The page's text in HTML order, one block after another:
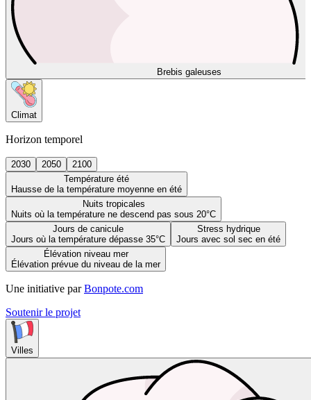
Brebis galeuses
Climat
Horizon temporel
2030 2050
2100
Température été
Hausse de la température moyenne en été
Nuits tropicales
Nuits où la température ne descend pas sous 20°C
Jours de canicule
Jours où la température dépasse 35°C
Stress hydrique
Jours avec sol sec en été
Élévation niveau mer
Élévation prévue du niveau de la mer
Une initiative par Bonpote.com
Soutenir le projet
Villes